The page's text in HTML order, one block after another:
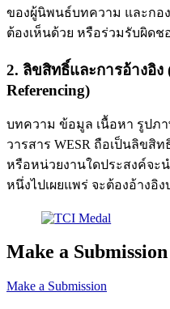
ของผู้นิพนธ์บทความ และกอ
ต้องเห็นด้วย หรือร่วมรับผิดช
2. ลิขสิทธิ์และการอ้างอิง
Referencing)
บทความ ข้อมูล เนื้อหา รูปภ
วารสาร WESR ถือเป็นลิขสิ
หรือหน่วยงานใดประสงค์จะ
หนึ่งไปเผยแพร่ จะต้องอ้างอิ
Make a Submission
Make a Submission